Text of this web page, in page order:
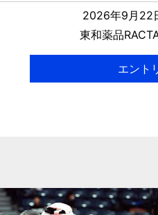
2026年9月22
東和薬品
エント